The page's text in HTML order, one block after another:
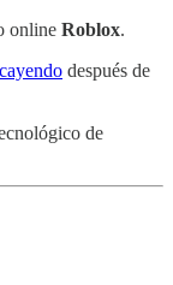
online Roblox.
después de
de